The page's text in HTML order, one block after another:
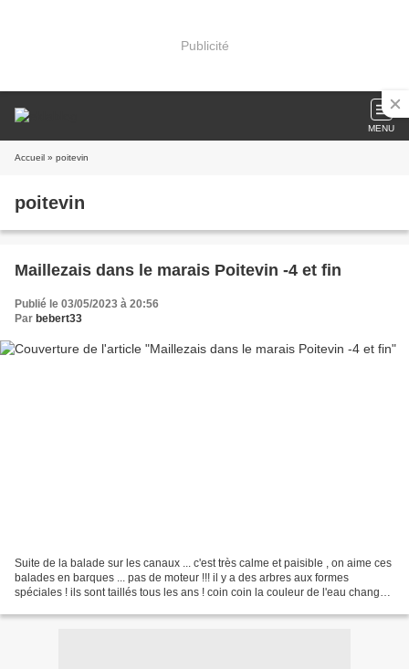
Publicité
MENU
Accueil » poitevin
poitevin
Maillezais dans le marais Poitevin -4 et fin
Publié le 03/05/2023 à 20:56
Par bebert33
Suite de la balade sur les canaux ... c'est très calme et paisible , on aime ces
balades en barques ... pas de moteur !!! il y a des arbres aux formes
spéciales ! ils sont taillés tous les ans ! coin coin la couleur de l'eau change